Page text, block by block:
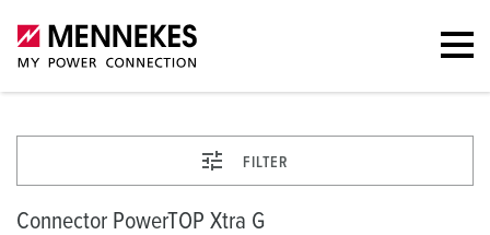
FILTER
Connector PowerTOP Xtra G